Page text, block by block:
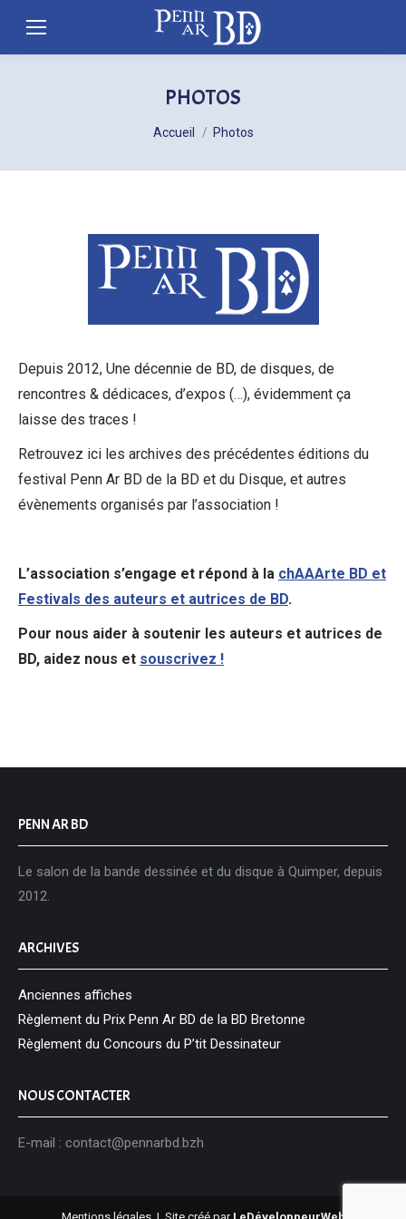
PHOTOS
Vous êtes ici :
Accueil Photos
Depuis 2012, Une décennie de BD, de disques, de
rencontres & dédicaces, d’expos (…), évidemment ça
laisse des traces !
Retrouvez ici les archives des précédentes éditions du
festival Penn Ar BD de la BD et du Disque, et autres
évènements organisés par l’association !
L’association s’engage et répond à la chAAArte BD et
Festivals des auteurs et autrices de BD.
Pour nous aider à soutenir les auteurs et autrices de
BD, aidez nous et souscrivez !
PENN AR BD
Le salon de la bande dessinée et du disque à Quimper, depuis
2012.
ARCHIVES
Anciennes affiches
Règlement du Prix Penn Ar BD de la BD Bretonne
Règlement du Concours du P’tit Dessinateur
NOUS CONTACTER
E-mail : contact@pennarbd.bzh